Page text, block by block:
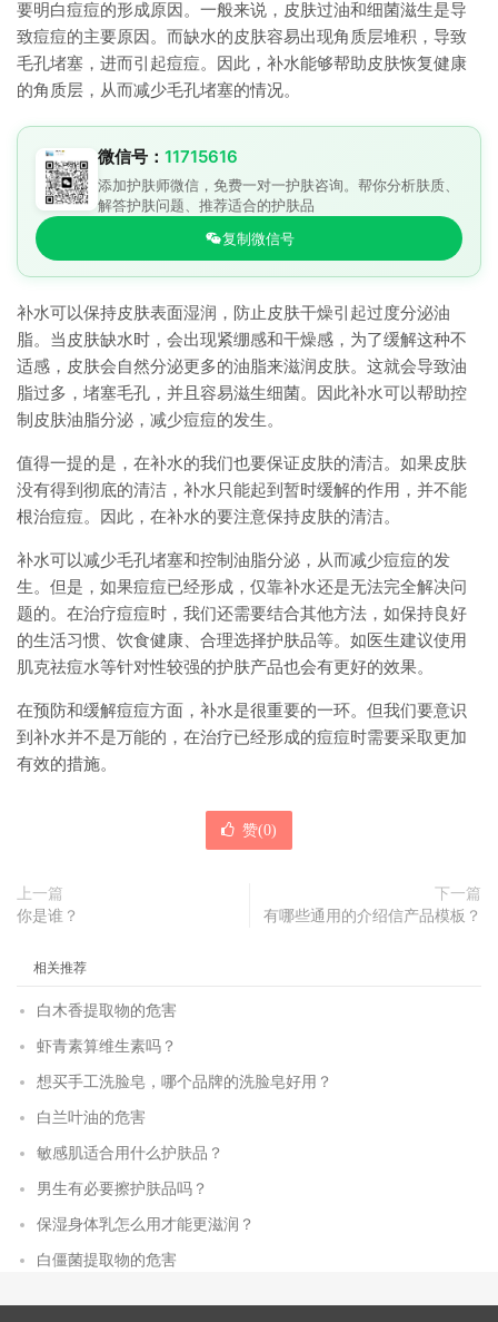
要明白痘痘的形成原因。一般来说，皮肤过油和细菌滋生是导
致痘痘的主要原因。而缺水的皮肤容易出现角质层堆积，导致
毛孔堵塞，进而引起痘痘。因此，补水能够帮助皮肤恢复健康
的角质层，从而减少毛孔堵塞的情况。
微信号： 11715616
添加护肤师微信，免费一对一护肤咨询。帮你分析肤质、
解答护肤问题、推荐适合的护肤品
复制微信号
补水可以保持皮肤表面湿润，防止皮肤干燥引起过度分泌油
脂。当皮肤缺水时，会出现紧绷感和干燥感，为了缓解这种不
适感，皮肤会自然分泌更多的油脂来滋润皮肤。这就会导致油
脂过多，堵塞毛孔，并且容易滋生细菌。因此补水可以帮助控
制皮肤油脂分泌，减少痘痘的发生。
值得一提的是，在补水的我们也要保证皮肤的清洁。如果皮肤
没有得到彻底的清洁，补水只能起到暂时缓解的作用，并不能
根治痘痘。因此，在补水的要注意保持皮肤的清洁。
补水可以减少毛孔堵塞和控制油脂分泌，从而减少痘痘的发
生。但是，如果痘痘已经形成，仅靠补水还是无法完全解决问
题的。在治疗痘痘时，我们还需要结合其他方法，如保持良好
的生活习惯、饮食健康、合理选择护肤品等。如医生建议使用
肌克祛痘水等针对性较强的护肤产品也会有更好的效果。
在预防和缓解痘痘方面，补水是很重要的一环。但我们要意识
到补水并不是万能的，在治疗已经形成的痘痘时需要采取更加
有效的措施。
赞(0)
上一篇
你是谁？
下一篇
有哪些通用的介绍信产品模板？
相关推荐
白木香提取物的危害
虾青素算维生素吗？
想买手工洗脸皂，哪个品牌的洗脸皂好用？
白兰叶油的危害
敏感肌适合用什么护肤品？
男生有必要擦护肤品吗？
保湿身体乳怎么用才能更滋润？
白僵菌提取物的危害